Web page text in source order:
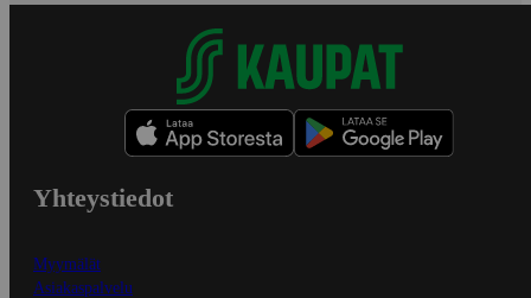
Yhteystiedot
Myymälät
Asiakaspalvelu